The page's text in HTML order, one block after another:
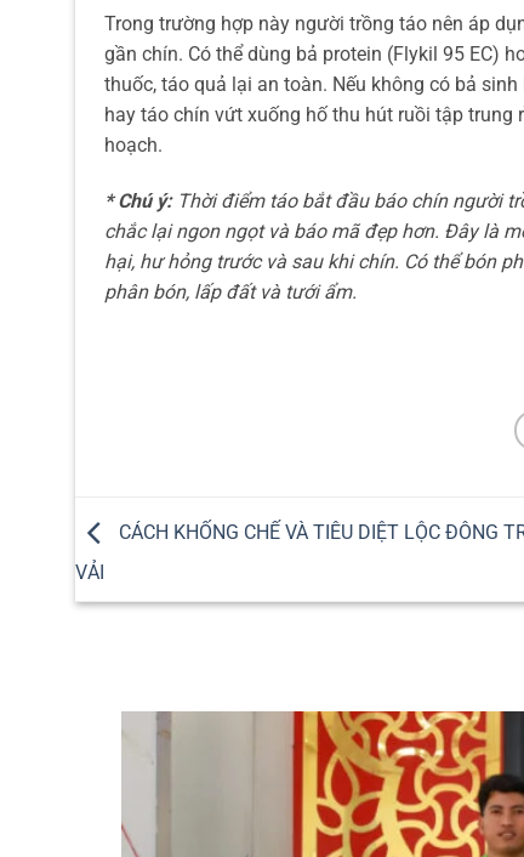
Trong trường hợp này người trồng táo nên áp
gần chín. Có thể dùng bả protein (Flykil 95 EC)
thuốc, táo quả lại an toàn. Nếu không có bả
hay táo chín vứt xuống hố thu hút ruồi tập
hoạch.
* Chú ý:Thời điểm táo bắt đầu báo chín người
chắc lại ngon ngọt và báo mã đẹp hơn. Đây là
hại, hư hỏng trước và sau khi chín. Có thể bón
phân bón, lấp đất và tưới ẩm.
CÁCH KHỐNG CHẾ VÀ TIÊU DIỆT LỘC ĐÔNG
VẢI